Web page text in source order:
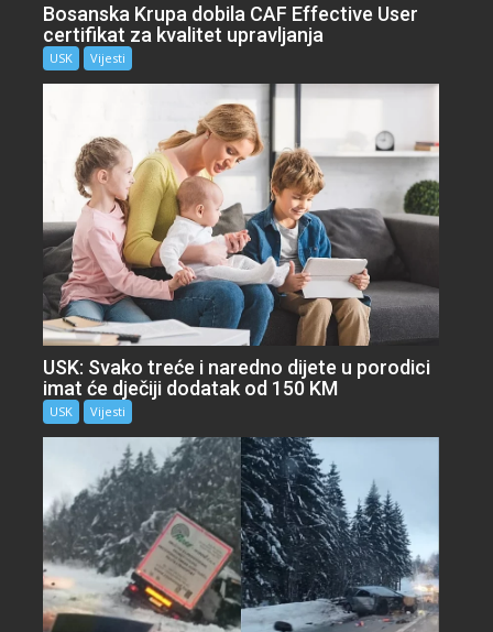
Bosanska Krupa dobila CAF Effective User
certifikat za kvalitet upravljanja
USK Vijesti
USK: Svako treće i naredno dijete u porodici
imat će dječiji dodatak od 150 KM
USK Vijesti